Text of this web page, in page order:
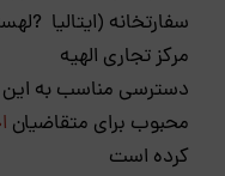
سفارتخانه (ایتالیا
مرکز تجاری الهیه
دسترسی مناسب به این
محبوب برای متقاضیان
کرده است